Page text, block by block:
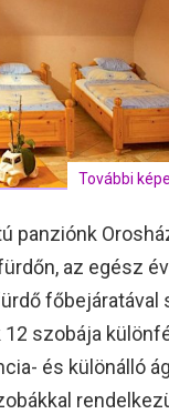
További
panziónk
az egész
főbejáratával
12 szobája
és különálló